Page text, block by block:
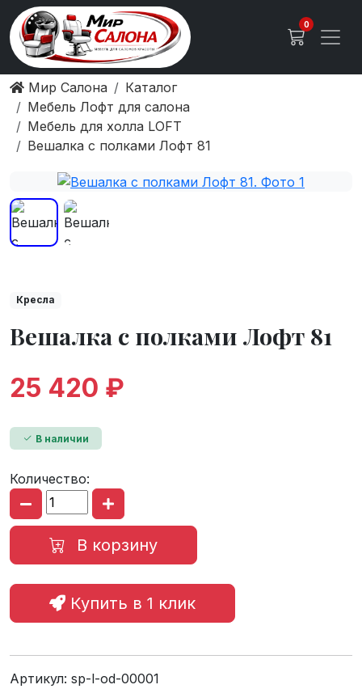
0
Мир Салона
Каталог
Мебель Лофт для салона
Мебель для холла LOFT
Вешалка с полками Лофт 81
Кресла
Вешалка с полками Лофт 81
25 420 ₽
В наличии
Количество:
В корзину
Купить в 1 клик
Артикул: sp-l-od-00001